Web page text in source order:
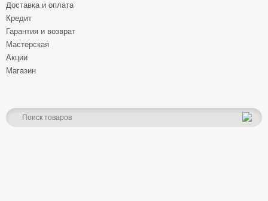
Доставка и оплата
Кредит
Гарантия и возврат
Мастерская
Акции
Магазин